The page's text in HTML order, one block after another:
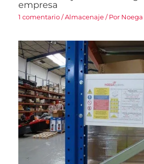
empresa
1 comentario /Almacenaje/ Por Noega